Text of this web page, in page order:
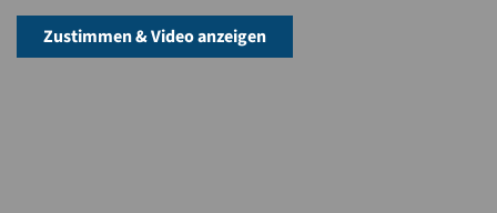
Zustimmen & Video anzeigen